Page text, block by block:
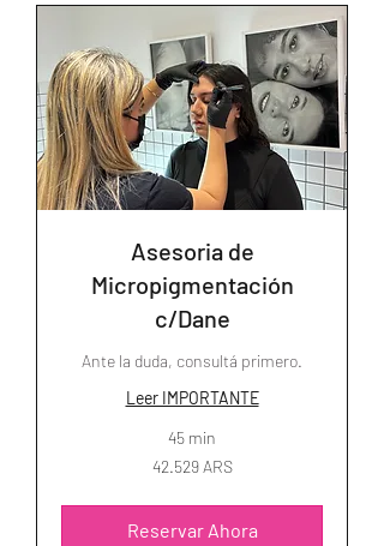
Asesoria de
Micropigmentación
c/Dane
Ante la duda, consultá primero.
Leer IMPORTANTE
45 min
42.529 ARS
Reservar Ahora